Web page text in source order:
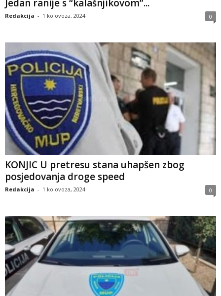
Jedan ranije s “kalašnjikovom”...
Redakcija - 1 kolovoza, 2024 0
KONJIC U pretresu stana uhapšen zbog
posjedovanja droge speed
Redakcija - 1 kolovoza, 2024 0